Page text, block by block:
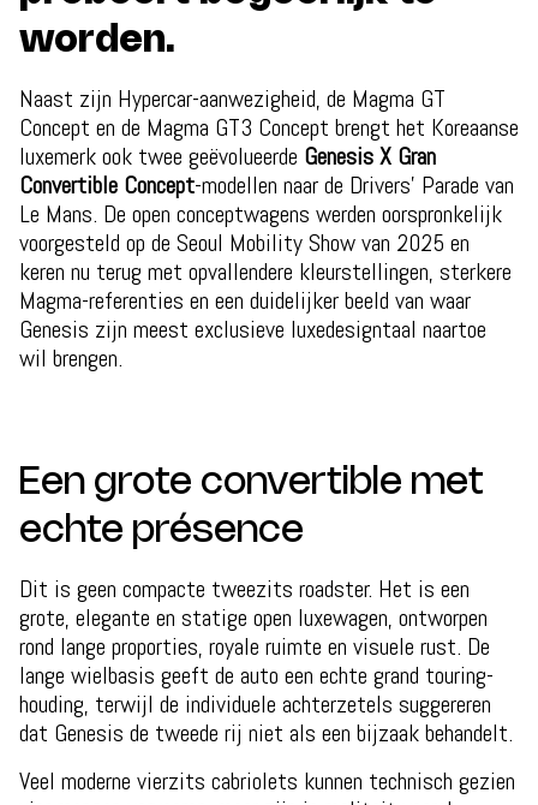
worden.
Naast zijn Hypercar-aanwezigheid, de Magma GT
Concept en de Magma GT3 Concept brengt het Koreaanse
luxemerk ook twee geëvolueerde Genesis X Gran
Convertible Concept-modellen naar de Drivers’ Parade van
Le Mans. De open conceptwagens werden oorspronkelijk
voorgesteld op de Seoul Mobility Show van 2025 en
keren nu terug met opvallendere kleurstellingen, sterkere
Magma-referenties en een duidelijker beeld van waar
Genesis zijn meest exclusieve luxedesigntaal naartoe
wil brengen.
Een grote convertible met
echte présence
Dit is geen compacte tweezits roadster. Het is een
grote, elegante en statige open luxewagen, ontworpen
rond lange proporties, royale ruimte en visuele rust. De
lange wielbasis geeft de auto een echte grand touring-
houding, terwijl de individuele achterzetels suggereren
dat Genesis de tweede rij niet als een bijzaak behandelt.
Veel moderne vierzits cabriolets kunnen technisch gezien